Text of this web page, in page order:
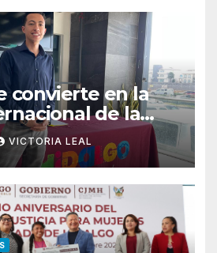
convierte en la
de la
VICTORIA LEAL